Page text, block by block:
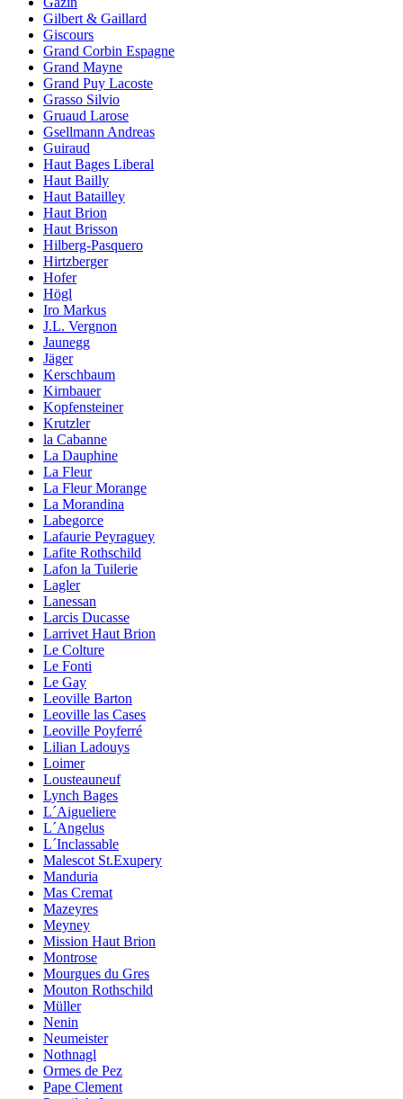
Gilbert & Gaillard
Giscours
Grand Corbin Espagne
Grand Mayne
Grand Puy Lacoste
Grasso Silvio
Gruaud Larose
Gsellmann Andreas
Guiraud
Haut Bages Liberal
Haut Bailly
Haut Batailley
Haut Brion
Haut Brisson
Hilberg-Pasquero
Hirtzberger
Hofer
Högl
Iro Markus
J.L. Vergnon
Jaunegg
Jäger
Kerschbaum
Kirnbauer
Kopfensteiner
Krutzler
la Cabanne
La Dauphine
La Fleur
La Fleur Morange
La Morandina
Labegorce
Lafaurie Peyraguey
Lafite Rothschild
Lafon la Tuilerie
Lagler
Lanessan
Larcis Ducasse
Larrivet Haut Brion
Le Colture
Le Fonti
Le Gay
Leoville Barton
Leoville las Cases
Leoville Poyferré
Lilian Ladouys
Loimer
Lousteauneuf
Lynch Bages
L´Aigueliere
L´Angelus
L´Inclassable
Malescot St.Exupery
Manduria
Mas Cremat
Mazeyres
Meyney
Mission Haut Brion
Montrose
Mourgues du Gres
Mouton Rothschild
Müller
Nenin
Neumeister
Nothnagl
Ormes de Pez
Pape Clement